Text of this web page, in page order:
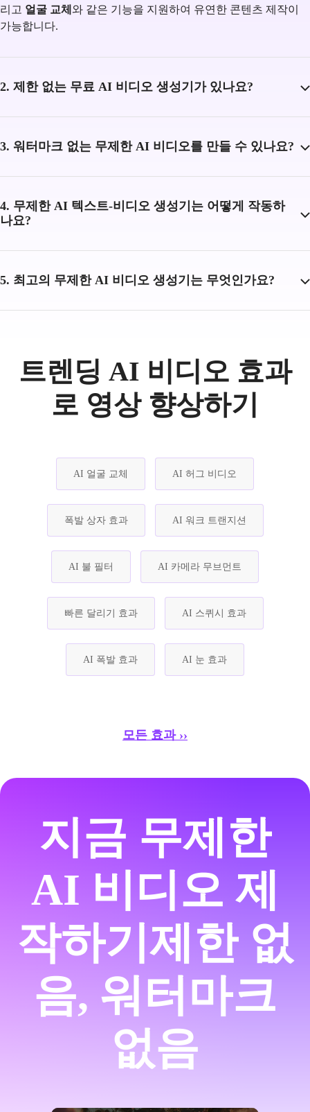
리고 얼굴 교체 와 같은 기능을 지원하여 유연한 콘텐츠 제작이
가능합니다.
2. 제한 없는 무료 AI 비디오 생성기가 있나요?
3. 워터마크 없는 무제한 AI 비디오를 만들 수 있나요?
4. 무제한 AI 텍스트-비디오 생성기는 어떻게 작동하
나요?
5. 최고의 무제한 AI 비디오 생성기는 무엇인가요?
트렌딩 AI 비디오 효과
로 영상 향상하기
AI 얼굴 교체 AI 허그 비디오
폭발 상자 효과 AI 워크 트랜지션
AI 불 필터 AI 카메라 무브먼트
빠른 달리기 효과 AI 스퀴시 효과
AI 폭발 효과 AI 눈 효과
모든 효과 ››
지금 무제한
AI 비디오 제
작하기제한 없
음, 워터마크
없음